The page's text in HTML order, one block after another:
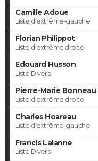
Camille Adoue
Liste d'extrême-gauche
Florian Philippot
Liste d'extrême droite
Edouard Husson
Liste Divers
Pierre-Marie Bonneau
Liste d'extrême droite
Charles Hoareau
Liste d'extrême-gauche
Francis Lalanne
Liste Divers